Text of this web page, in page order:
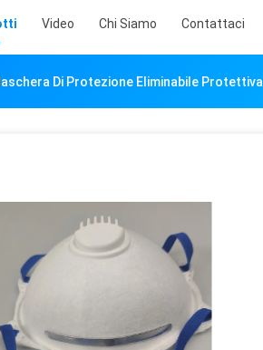
Video Chi Siamo Contattaci
Di Protezione Eliminabile Protettiva